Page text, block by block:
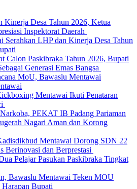
Kinerja Desa Tahun 2026, Ketua
Inspektorat Daerah
Serahkan LHP dan Kinerja Desa Tahun
Calon Paskibraka Tahun 2026, Bupati
Generasi Emas Bangsa
MoU, Bawaslu Mentawai
Mentawai Ikuti Penataran
PEKAT IB Padang Pariaman
Nagari Aman dan Korong
Mentawai Dorong SDN 22
Berinovasi dan Berprestasi
Pelajar Pasukan Paskibraka Tingkat
Bawaslu Mentawai Teken MOU
Bupati